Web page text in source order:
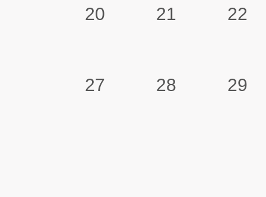
20 21 22
27 28 29